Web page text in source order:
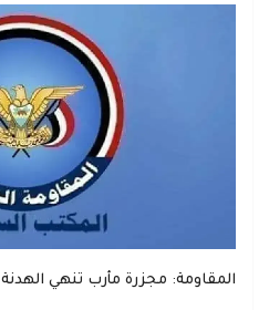
المقاومة: مجزرة مأرب تنهي